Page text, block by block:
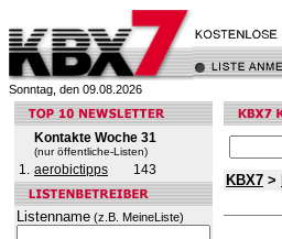
Sonntag, den 09.08.2026
Kontakte Woche 31
(nur öffentliche-Listen)
1. aerobictipps 143
Listenname (z.B. MeineListe)
KBX7 >